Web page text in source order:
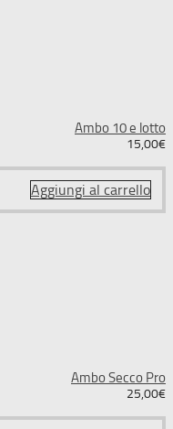
Ambo 10 e lotto
15,00€
Aggiungi al carrello
Ambo Secco Pro
25,00€